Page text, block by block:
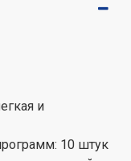
и
10 штук